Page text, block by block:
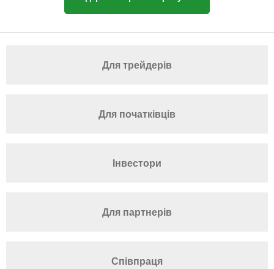
Для трейдерів
Для початківців
Інвестори
Для партнерів
Співпраця